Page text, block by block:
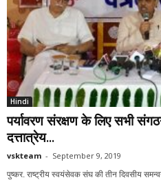
Hindi
पर्यावरण संरक्षण के लिए सभी
दत्तात्रेय...
vskteam - September 9, 2019
पुष्कर. राष्ट्रीय स्वयंसेवक संघ की तीन दिवसीय